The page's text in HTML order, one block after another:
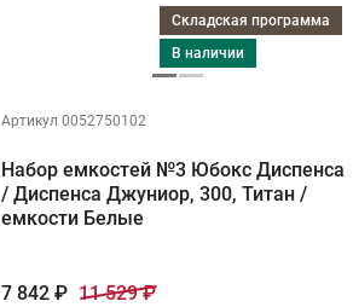
Складская программа
в наличии
Артикул 0052750102
Набор емкостей №3 Юбокс Диспенса
/ Диспенса Джуниор, 300, Титан /
емкости Белые
7 842 ₽ 11 529 ₽